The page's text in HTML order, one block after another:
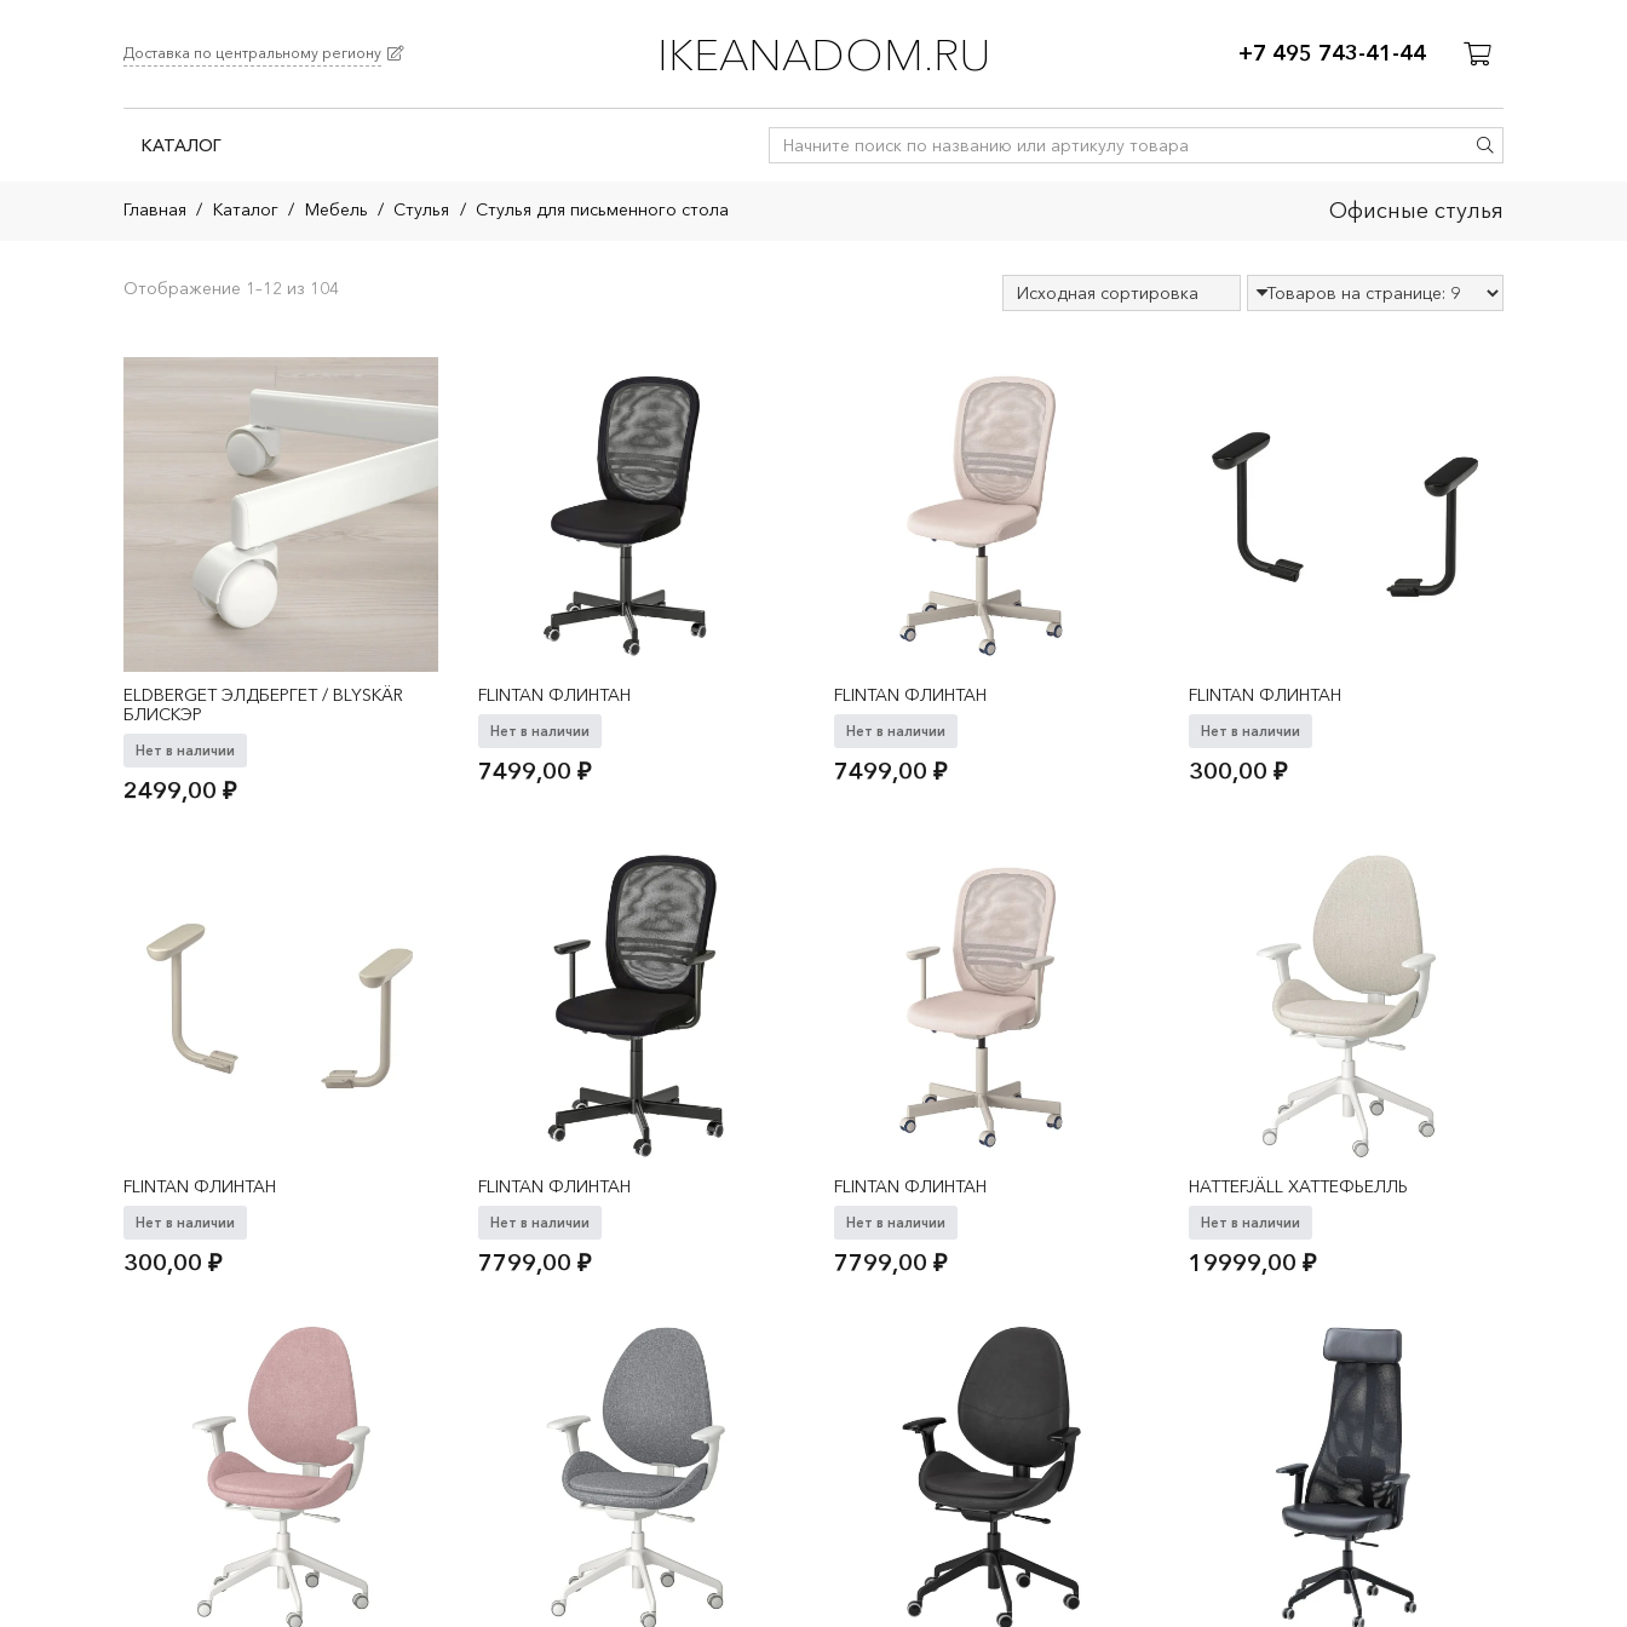
Доставка по центральному региону IKEANADOM.RU +7 495 743-41-44
КАТАЛОГ
Главная / Каталог / Мебель / Стулья / Стулья для письменного стола Офисные стулья
Отображение 1–12 из 104
ELDBERGET ЭЛДБЕРГЕТ / BLYSKÄR
БЛИСКЭР
Нет в наличии
2499,00 ₽
FLINTAN ФЛИНТАН
Нет в наличии
7499,00₽
FLINTAN ФЛИНТАН
Нет в наличии
7499,00 ₽
FLINTAN ФЛИНТАН
Нет в наличии
300,00₽
FLINTAN ФЛИНТАН
Нет в наличии
300,00 ₽
FLINTAN ФЛИНТАН
Нет в наличии
7799,00₽
FLINTAN ФЛИНТАН
Нет в наличии
7799,00 ₽
HATTEFJÄLL ХАТТЕФЬЕЛЛЬ
Нет в наличии
19999,00₽